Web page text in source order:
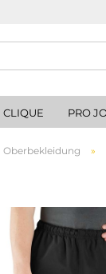
CLIQUE PRO
Oberbekleidung »